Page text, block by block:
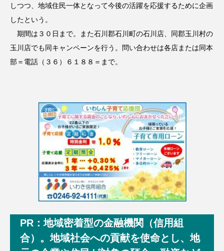
しつつ、地域住民一体となって今後の活躍を応援するために企画
したという。
期間は３０日まで。また石川郡石川町の石川店、同郡玉川村の
玉川店でも同キャンペーンを行う。問い合わせは各店または同本
部＝電話（３６）６１８８＝まで。
PR：地域密着型の金融機関（信用組
合）。地域社会への貢献を使命とし、地